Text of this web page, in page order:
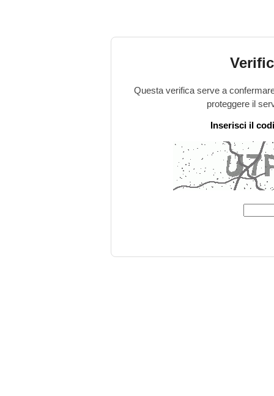
Questa verifica serve a
proteggere il
Inserisci il